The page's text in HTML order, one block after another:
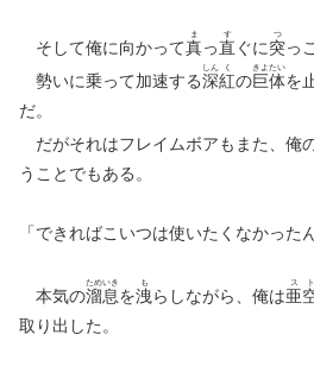
そして俺に向かって真
ま
っ直
す
ぐに突
つ
っ
勢いに乗って加速する深
しん
紅
く
の巨
きよ
体
たい
を
だ。
だがそれはフレイムボアもまた、俺
うことでもある。
「できればこいつは使いたくなかった
本気の溜
ため
息
いき
を洩
も
らしながら、俺は亜
ス ト
取り出した。